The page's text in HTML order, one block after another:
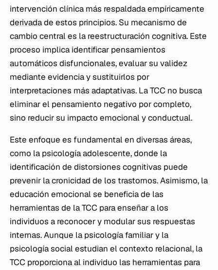
intervención clínica más respaldada empíricamente
derivadade estos principios. Su mecanismo de
cambio central es la reestructuración cognitiva. Este
proceso implica identificar pensamientos
automáticos disfuncionales, evaluar su validez
mediante evidencia y sustituirlos por
interpretaciones más adaptativas. La TCC no busca
eliminar el pensamiento negativo por completo,
sino reducir su impacto emocional y conductual.
Este enfoque es fundamental en diversas áreas,
como la psicología adolescente, donde la
identificación de distorsiones cognitivas puede
prevenir la cronicidad de los trastornos. Asimismo, la
educación emocional se beneficia de las
herramientas de la TCC para enseñar a los
individuos a reconocer y modular sus respuestas
internas. Aunque la psicología familiar y la
psicología social estudian el contexto relacional, la
TCC proporciona al individuo las herramientas para